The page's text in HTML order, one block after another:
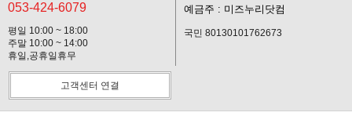
053-424-6079
평일 10:00 ~ 18:00
주말 10:00 ~ 14:00
휴일,공휴일휴무
예금주 : 미즈누리닷컴
국민 80130101762673
고객센터 연결